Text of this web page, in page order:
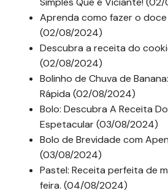
Aprenda como fazer o
(02/08/2024)
Descubra a receita do
(02/08/2024)
Bolinho de Chuva de
Rápida (02/08/2024)
Bolo: Descubra A Receita
Espetacular (03/08/2024)
Bolo de Brevidade com
(03/08/2024)
Pastel: Receita perfeita de
feira. (04/08/2024)